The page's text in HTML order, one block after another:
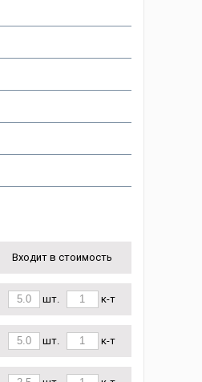
Входит в стоимость
шт. к-т
шт. к-т